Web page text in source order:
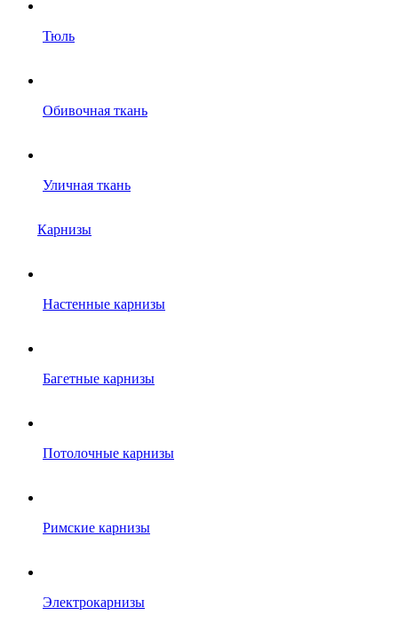
Тюль
Обивочная ткань
Уличная ткань
Карнизы
Настенные карнизы
Багетные карнизы
Потолочные карнизы
Римские карнизы
Электрокарнизы